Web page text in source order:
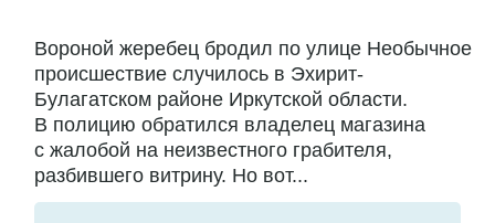
Вороной жеребец бродил по улице Необычное
происшествие случилось в Эхирит-
Булагатском районе Иркутской области.
В полицию обратился владелец магазина
с жалобой на неизвестного грабителя,
разбившего витрину. Но вот...